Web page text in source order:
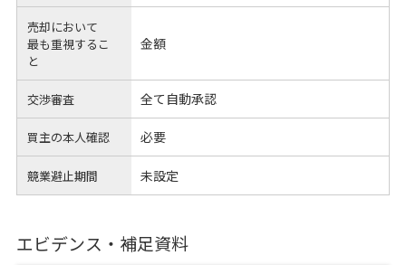
売却において
最も重視するこ
と
金額
交渉審査 全て自動承認
買主の本人確認 必要
競業避止期間 未設定
エビデンス・補足資料